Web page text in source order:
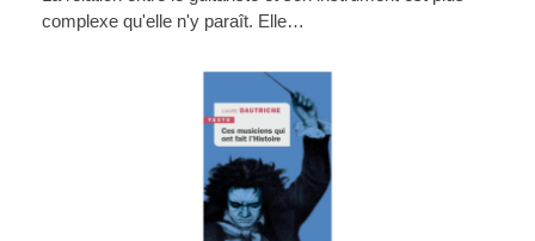
complexe qu'elle n'y paraît. Elle…